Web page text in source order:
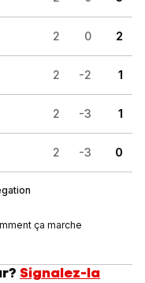
2 0 2
2 -2 1
2 -3 1
2 -3 0
ça marche
Signalez-la